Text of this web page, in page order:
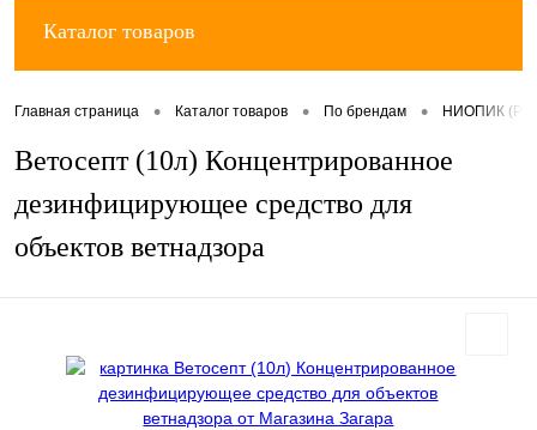
Каталог товаров
Главная страница • Каталог товаров • По брендам • НИОПИК
Ветосепт (10л) Концентрированное
дезинфицирующее средство для
объектов ветнадзора